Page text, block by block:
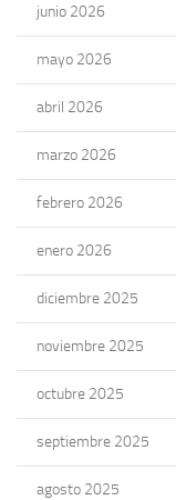
junio 2026
mayo 2026
abril 2026
marzo 2026
febrero 2026
enero 2026
diciembre 2025
noviembre 2025
octubre 2025
septiembre 2025
agosto 2025